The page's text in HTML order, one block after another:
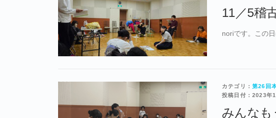
11／5稽
noriです。この
カテゴリ： 第26回
投稿日付：2023年
みんなも